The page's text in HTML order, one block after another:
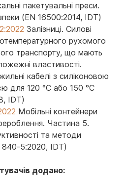
пакетувальні преси.
(EN 16500:2014, IDT)
Залізниці. Силові
рухомого
транспорту, що мають
властивості.
кабелі з силіконовою
для 120 °C або 150 °C
IDT)
Мобільні контейнери
Частина 5.
та методи
840-5:2020, IDT)
додано: